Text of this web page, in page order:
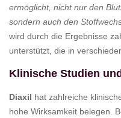
ermöglicht, nicht nur den
sondern auch den
wird durch die Ergebnisse
unterstützt, die in
Klinische Studien
Diaxil hat zahlreiche
hohe Wirksamkeit belegen.